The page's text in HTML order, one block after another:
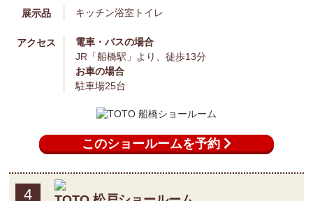
TOTO 船橋ショールーム
〒273-0865
千葉県船橋市夏見1-10-35
10:00～17:00
休館日
毎週水曜日（但し、祝日の水曜日は開館）、夏期休
暇、年末年始
展示品